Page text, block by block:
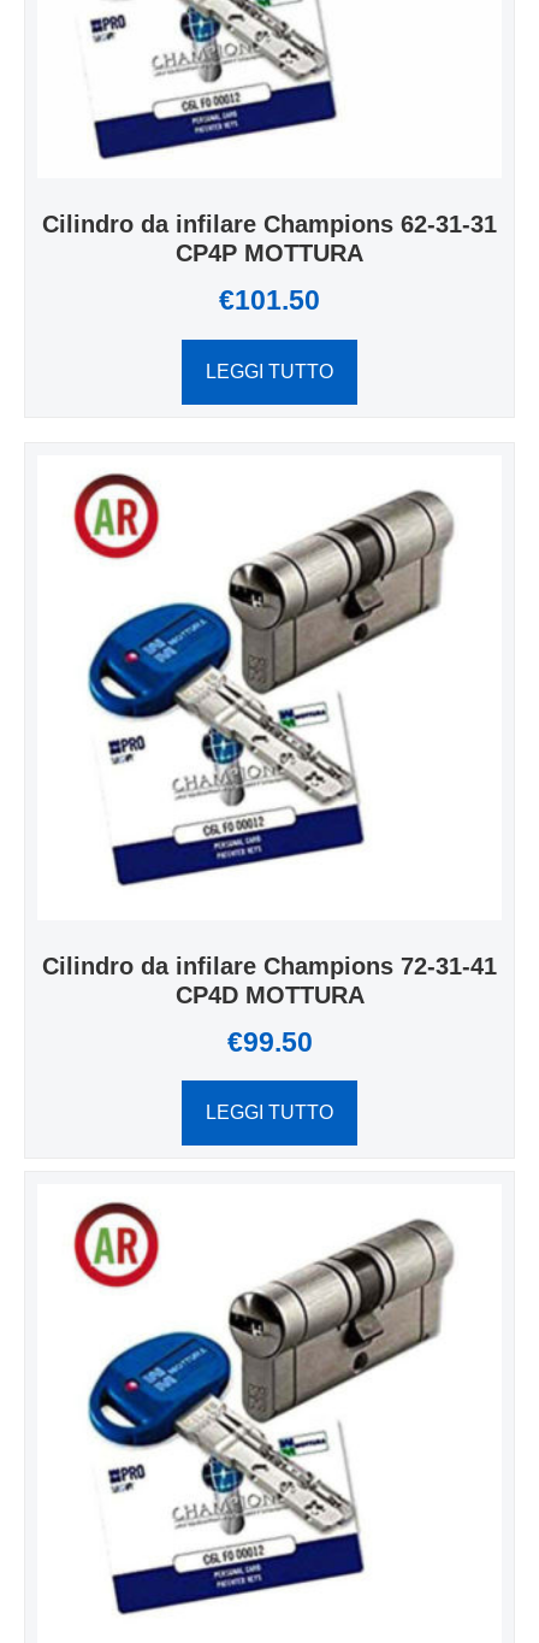
Cilindro da infilare Champions 62-31-31
CP4P MOTTURA
€101.50
LEGGI TUTTO
Cilindro da infilare Champions 72-31-41
CP4D MOTTURA
€99.50
LEGGI TUTTO